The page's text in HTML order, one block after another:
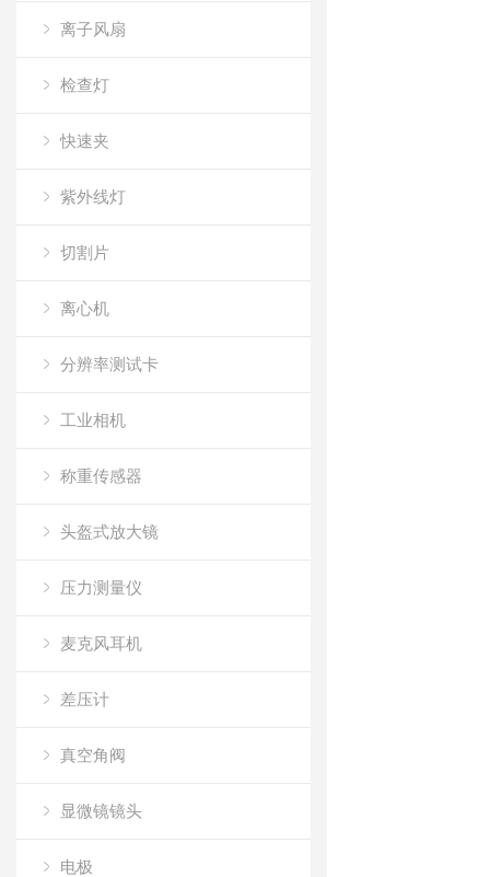
离子风扇
检查灯
快速夹
紫外线灯
切割片
离心机
分辨率测试卡
工业相机
称重传感器
头盔式放大镜
压力测量仪
麦克风耳机
差压计
真空角阀
显微镜镜头
电极